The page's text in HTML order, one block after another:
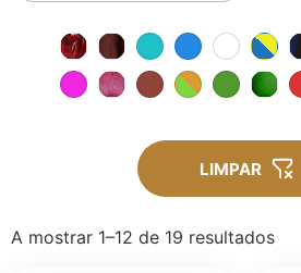
LIMPAR
A mostrar 1–12 de 19 resultados